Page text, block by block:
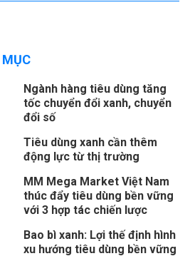
MỤC
Ngành hàng tiêu dùng tăng
tốc chuyển đổi xanh, chuyển
đổi số
Tiêu dùng xanh cần thêm
động lực từ thị trường
MM Mega Market Việt Nam
thúc đẩy tiêu dùng bền vững
với 3 hợp tác chiến lược
Bao bì xanh: Lợi thế định hình
xu hướng tiêu dùng bền vững